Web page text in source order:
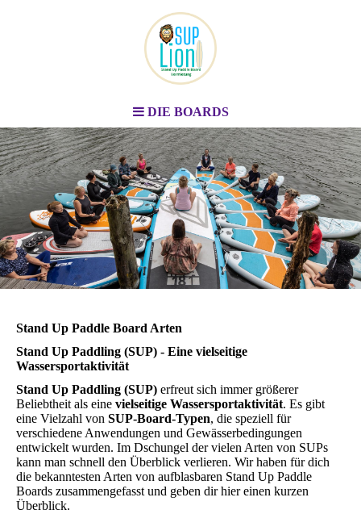
DIE BOARDS
Stand Up Paddle Board
Vermietung
Berlin & Brandenburg
Stand Up Paddle Board Arten
Stand Up Paddling (SUP) - Eine vielseitige
Wassersportaktivität
Stand Up Paddling (SUP) erfreut sich immer größerer
Beliebtheit als eine vielseitige Wassersportaktivität. Es gibt
eine Vielzahl von SUP-Board-Typen, die speziell für
verschiedene Anwendungen und Gewässerbedingungen
entwickelt wurden. Im Dschungel der vielen Arten von SUPs
kann man schnell den Überblick verlieren. Wir haben für dich
die bekanntesten Arten von aufblasbaren Stand Up Paddle
Boards zusammengefasst und geben dir hier einen kurzen
Überblick.